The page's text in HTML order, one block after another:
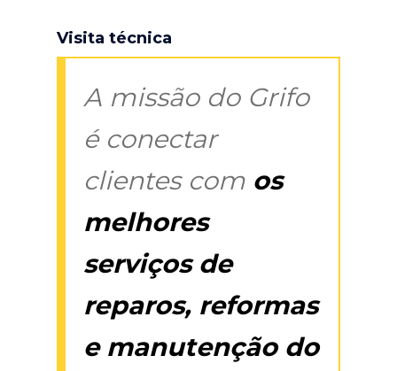
Visita técnica
A missão do Grifo
é conectar
clientes com os
melhores
serviços de
reparos, reformas
e manutenção do